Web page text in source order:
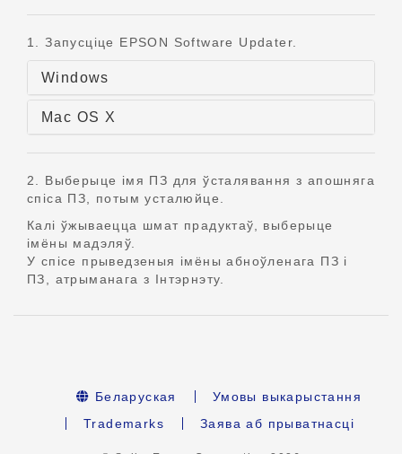
1. Запусціце EPSON Software Updater.
Windows
Mac OS X
2. Выберыце імя ПЗ для ўсталявання з апошняга
спіса ПЗ, потым усталюйце.
Калі ўжываецца шмат прадуктаў, выберыце
імёны мадэляў.
У спісе прыведзеныя імёны абноўленага ПЗ і
ПЗ, атрыманага з Інтэрнэту.
Беларуская
Умовы выкарыстання
Trademarks
Заява аб прыватнасці